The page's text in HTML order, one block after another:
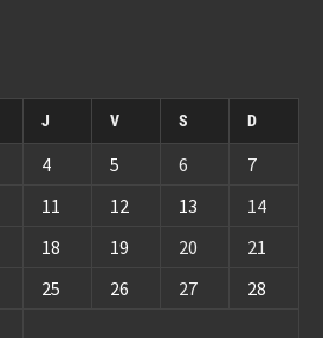
J V S D
4 5 6
7
11 12 13
14
18 19 20
21
25 26 27
28